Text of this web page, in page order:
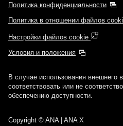
Политика конфиденциальности
Политика в отношении файлов
Настройки файлов cookie
Условия и положения
В случае использования внешнего
соответствовать или не
обеспечению доступности.
Copyright © ANA | ANA X